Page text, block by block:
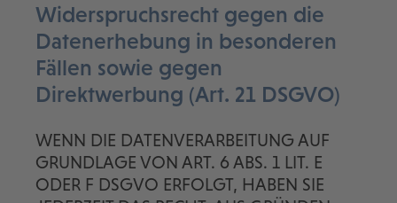
Widerspruchsrecht gegen die
Datenerhebung in besonderen
Fällen sowie gegen
Direktwerbung (Art. 21 DSGVO)
WENN DIE DATENVERARBEITUNG AUF
GRUNDLAGE VON ART. 6 ABS. 1 LIT. E
ODER F DSGVO ERFOLGT, HABEN SIE